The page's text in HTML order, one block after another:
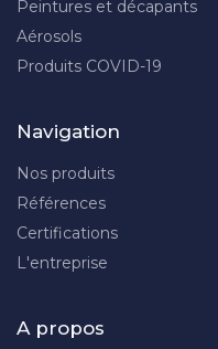
Peintures et décapants
Aérosols
Produits COVID-19
Navigation
Nos produits
Références
Certifications
L'entreprise
A propos